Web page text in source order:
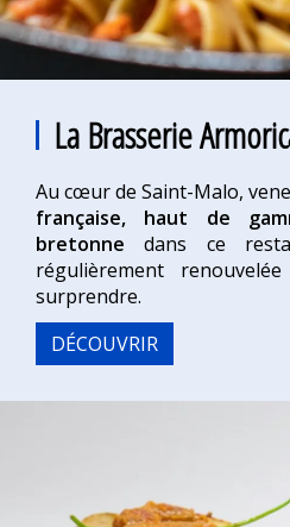
La Brasserie
Au cœur de Saint-Malo,
française, haut de
bretonne dans ce
régulièrement
surprendre.
DÉCOUVRIR